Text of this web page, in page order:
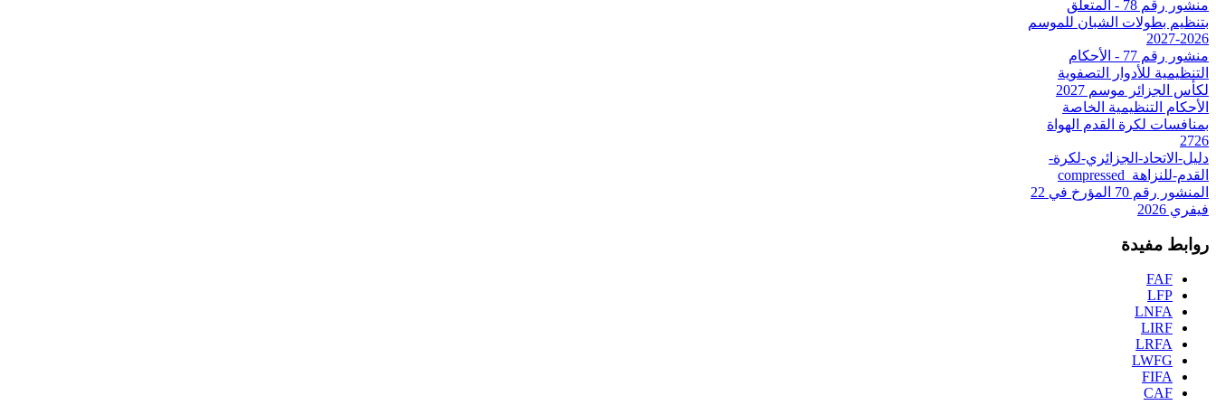
منشور رقم 78 - المتعلق
بتنظيم بطولات الشبان للموسم
2026-2027
منشور رقم 77 - الأحكام
التنظيمية للأدوار التصفوية
لكأس الجزائر موسم 2027
الأحكام التنظيمية الخاصة
بمنافسات لكرة القدم الهواة
2726
دليل-الاتحاد-الجزائري-لكرة-
القدم-للنزاهة_compressed
المنشور رقم 70 المؤرخ في 22
فيفري 2026
روابط مفيدة
FAF
LFP
LNFA
LIRF
LRFA
LWFG
FIFA
CAF